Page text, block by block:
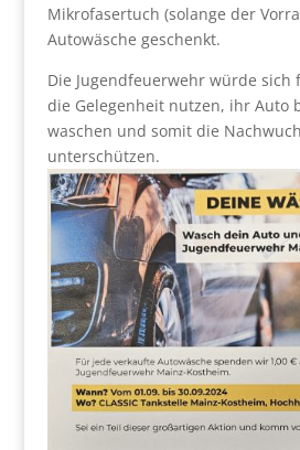
Mikrofasertuch (solange der
Autowäsche geschenkt.
Die Jugendfeuerwehr würde sich
die Gelegenheit nutzen, ihr Auto
waschen und somit die
unterschützen.